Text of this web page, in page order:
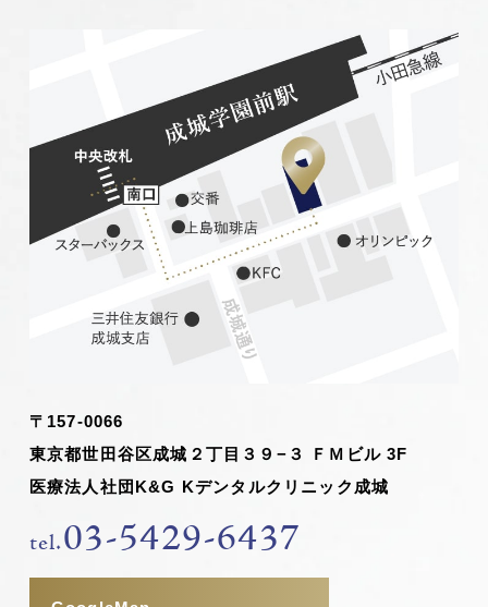
〒157-0066
東京都世田谷区成城２丁目３９−３ ＦＭビル 3F
医療法人社団K&G Kデンタルクリニック成城
tel.03-5429-6437